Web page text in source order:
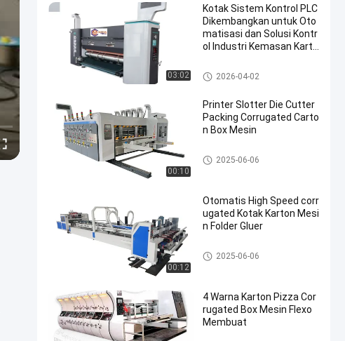
03:02
Kotak Sistem Kontrol PLC
Dikembangkan untuk Oto
matisasi dan Solusi Kontr
ol Industri Kemasan Karto
Mesin Kotak Karton Bergelom
bang
2026-04-02
00:10
Printer Slotter Die Cutter
Packing Corrugated Carto
n Box Mesin
Mesin Kotak Karton Bergelom
bang
2025-06-06
00:12
Otomatis High Speed corr
ugated Kotak Karton Mesi
n Folder Gluer
Mesin Kotak Karton Bergelom
bang
2025-06-06
4 Warna Karton Pizza Cor
rugated Box Mesin Flexo
Membuat